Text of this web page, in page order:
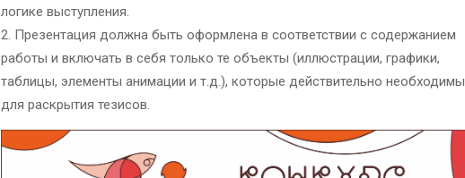
логике выступления.
2. Презентация должна быть оформлена в соответствии с содержанием
работы и включать в себя только те объекты (иллюстрации, графики,
таблицы, элементы анимации и т.д.), которые действительно необходимы
для раскрытия тезисов.